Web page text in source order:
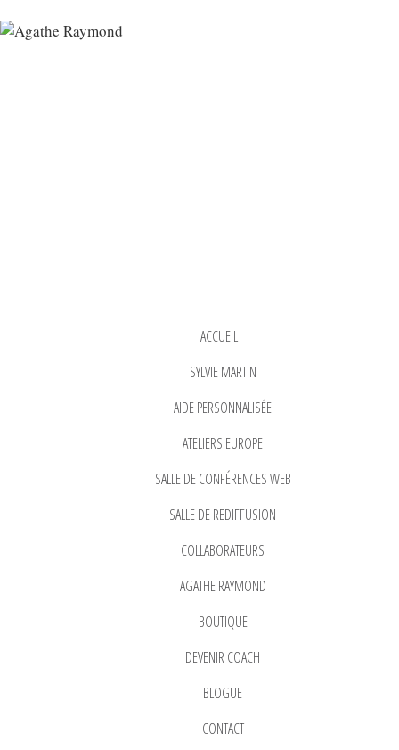
ACCUEIL
SYLVIE MARTIN
AIDE PERSONNALISÉE
ATELIERS EUROPE
SALLE DE CONFÉRENCES WEB
SALLE DE REDIFFUSION
COLLABORATEURS
AGATHE RAYMOND
BOUTIQUE
DEVENIR COACH
BLOGUE
CONTACT